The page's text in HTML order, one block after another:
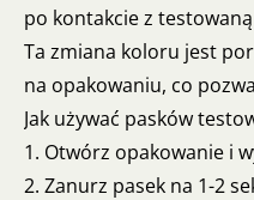
po kontakcie z
Ta zmiana koloru jest
na opakowaniu, co
Jak używać pasków
1. Otwórz opakowanie i
2. Zanurz pasek na 1-2